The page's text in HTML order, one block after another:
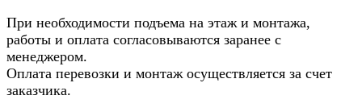
При необходимости подъема на этаж и монтажа,
работы и оплата согласовываются заранее с
менеджером.
Оплата перевозки и монтаж осуществляется за счет
заказчика.